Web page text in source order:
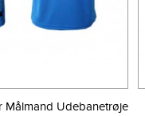
Målmand Udebanetrøje